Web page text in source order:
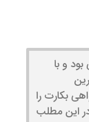
و با
بکارت را
این مطلب